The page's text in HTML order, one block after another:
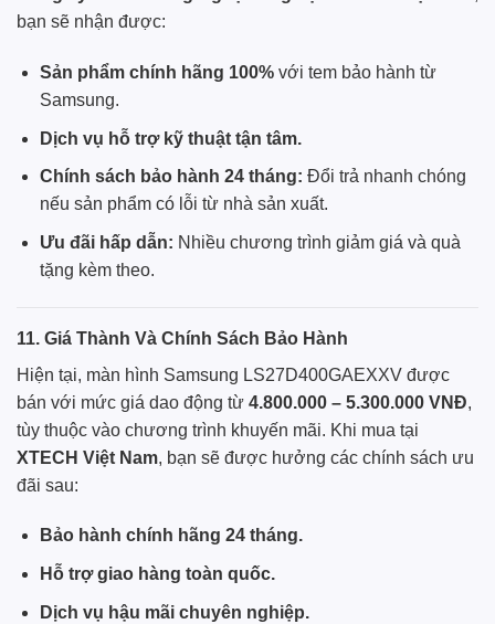
bạn sẽ nhận được:
Sản phẩm chính hãng 100%với tem bảo hành từ
Samsung.
Dịch vụ hỗ trợ kỹ thuật tận tâm.
Chính sách bảo hành 24 tháng: Đổi trả nhanh chóng
nếu sản phẩm có lỗi từ nhà sản xuất.
Ưu đãi hấp dẫn: Nhiều chương trình giảm giá và quà
tặng kèm theo.
11. Giá Thành Và Chính Sách Bảo Hành
Hiện tại, màn hình Samsung LS27D400GAEXXV được
bán với mức giá dao động từ 4.800.000 – 5.300.000 VNĐ,
tùy thuộc vào chương trình khuyến mãi. Khi mua tại
XTECH Việt Nam, bạn sẽ được hưởng các chính sách ưu
đãi sau:
Bảo hành chính hãng 24 tháng.
Hỗ trợ giao hàng toàn quốc.
Dịch vụ hậu mãi chuyên nghiệp.